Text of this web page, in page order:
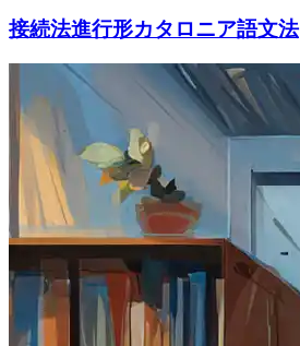
接続法進行形カタロニア語文法